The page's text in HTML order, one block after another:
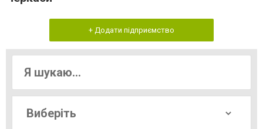
+ Додати підприємство